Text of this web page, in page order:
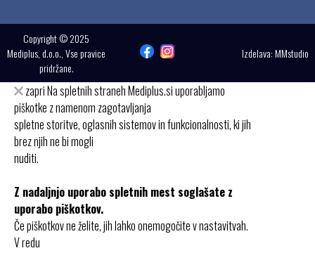
Copyright © 2025
Mediplus, d.o.o., Vse pravice
pridržane.
Izdelava:MMstudio
zapriNa spletnih straneh Mediplus.si uporabljamo
piškotke z namenom zagotavljanja
spletne storitve, oglasnih sistemov in funkcionalnosti, ki jih
brez njih ne bi mogli
nuditi.
Z nadaljnjo uporabo spletnih mest soglašate z
uporabo piškotkov.
Če piškotkov ne želite, jih lahko onemogočite v nastavitvah.
V redu